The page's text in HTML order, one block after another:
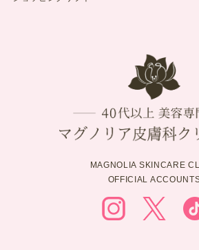
MAGNOLIA SKINCARE
OFFICIAL